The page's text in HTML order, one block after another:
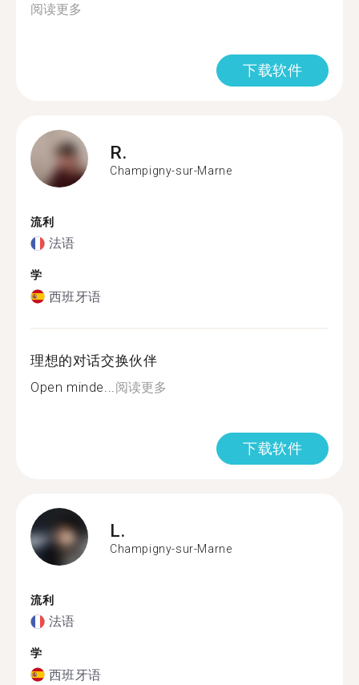
阅读更多
下载软件
R.
Champigny-sur-Marne
流利
法语
学
西班牙语
理想的对话交换伙伴
Open minde... 阅读更多
下载软件
L.
Champigny-sur-Marne
流利
法语
学
西班牙语